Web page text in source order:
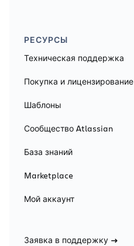
РЕСУРСЫ
Техническая поддержка
Покупка и лицензирование
Шаблоны
Сообщество Atlassian
База знаний
Marketplace
Мой аккаунт
Заявка в поддержку